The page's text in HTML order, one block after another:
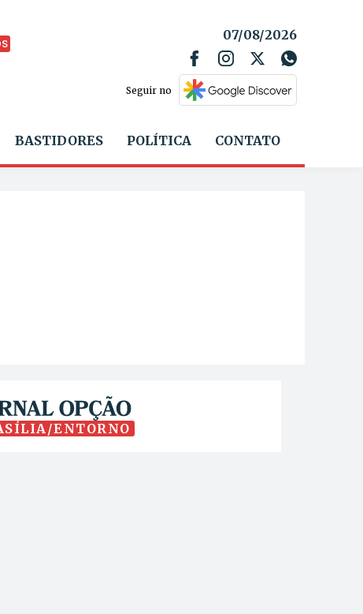
07/08/2026
Seguir no
BASTIDORES POLÍTICA CONTATO
ENTORNO